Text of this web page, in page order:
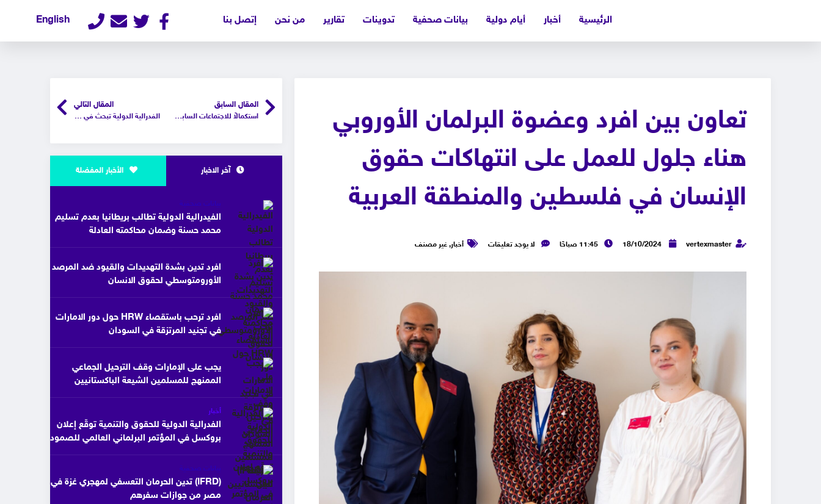
الرئيسية أخبار أيام دولية بيانات صحفية تدوينات تقارير من نحن إتصل بنا English
تعاون بين افرد وعضوة البرلمان الأوروبي
هناء جلول للعمل على انتهاكات حقوق
الإنسان في فلسطين والمنطقة العربية
vertexmaster
18/10/2024 11:45 صباحًا لا يوجد تعليقات أخبار, غير مصنف
المقال السابق
استكمالاً للاجتماعات السابقة: إفرد ونائب رئيس البرلمان الأوروبي يضعون خطة عمل نصف سنوية
المقال التالي
الفدرالية الدولية تبحث في البرلمان الأوروبي مواجهة انتهاكات حقوق الإنسان في الشرق الأوسط وشمال أفريقيا
آخر الاخبار الأخبار المفضلة
بيانات صحفية
الفيدرالية الدولية تطالب بريطانيا بعدم تسليم
محمد حسنة وضمان محاكمته العادلة
افرد تدين بشدة التهديدات والقيود ضد المرصد
الأورومتوسطي لحقوق الانسان
افرد ترحب باستقصاء HRW حول دور الامارات
في تجنيد المرتزقة في السودان
يجب على الإمارات وقف الترحيل الجماعي
الممنهج للمسلمين الشيعة الباكستانيين
أخبار
الفدرالية الدولية للحقوق والتنمية توقّع إعلان
بروكسل في المؤتمر البرلماني العالمي للصمود
بيانات صحفية
(IFRD) تدين الحرمان التعسفي لمهجري غزة في
مصر من جوازات سفرهم